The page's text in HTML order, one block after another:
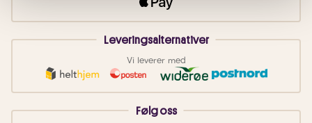
Leveringsalternativer
Vi leverer med
Følg oss